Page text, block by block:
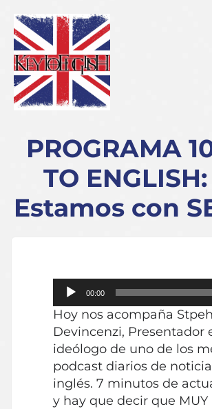
PROGRAMA
TO
Estamos con
Reproductor
de
audio
00:00
Hoy nos acompaña
Devincenzi, Presentador
ideólogo de uno de los
podcast diarios de
inglés. 7 minutos de
y hay que decir que MUY